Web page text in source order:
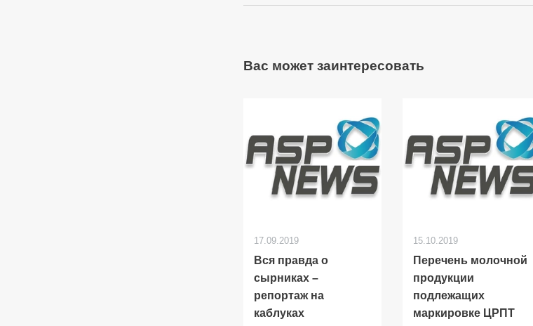
Вас может заинтересовать
17.09.2019
Вся правда о
сырниках –
репортаж на
каблуках
15.10.2019
Перечень молочной
продукции
подлежащих
маркировке ЦРПТ